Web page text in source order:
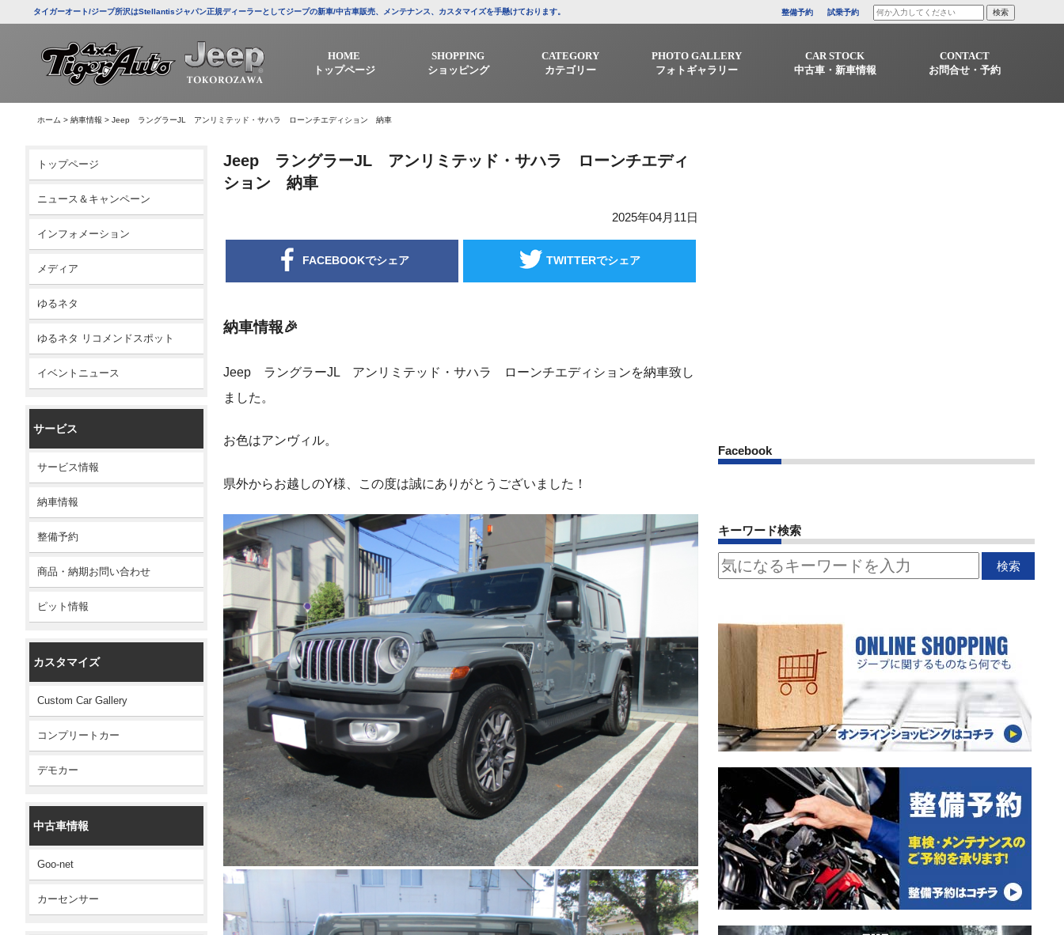
タイガーオート/ジープ所沢はStellantisジャパン正規ディーラーとしてジープの新車/中古車販売、メンテナンス、カスタマイズを手懸けております。 整備予約 試乗予約
HOME
トップページ
SHOPPING
ショッピング
CATEGORY
カテゴリー
PHOTO GALLERY
フォトギャラリー
CAR STOCK
中古車・新車情報
CONTACT
お問合せ・予約
ホーム > 納車情報 > Jeep ラングラーJL アンリミテッド・サハラ ローンチエディション 納車
トップページ
ニュース＆キャンペーン
インフォメーション
メディア
ゆるネタ
ゆるネタ リコメンドスポット
イベントニュース
サービス
サービス情報
納車情報
整備予約
商品・納期お問い合わせ
ピット情報
カスタマイズ
Custom Car Gallery
コンプリートカー
デモカー
中古車情報
Goo-net
カーセンサー
Jeep ラングラーJL アンリミテッド・サハラ ローンチエディ
ション 納車
2025年04月11日
FACEBOOKでシェア TWITTERでシェア
納車情報🎉
Jeep ラングラーJL アンリミテッド・サハラ ローンチエディションを納車致し
ました。
お色はアンヴィル。
県外からお越しのY様、この度は誠にありがとうございました！
Facebook
キーワード検索